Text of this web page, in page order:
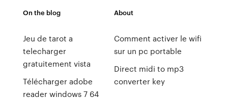
On the blog
Jeu de tarot a
telecharger
gratuitement vista
Télécharger adobe
reader windows 7 64
About
Comment activer le wifi
sur un pc portable
Direct midi to mp3
converter key